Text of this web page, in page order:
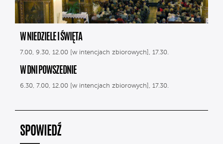
W NIEDZIELE I ŚWIĘTA
7.00, 9.30, 12.00 [w intencjach zbiorowych], 17.30.
W DNI POWSZEDNIE
6.30, 7.00, 12.00 [w intencjach zbiorowych], 17.30.
SPOWIEDŹ